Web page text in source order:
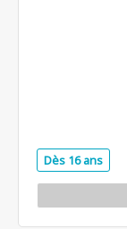
Dès 16 ans